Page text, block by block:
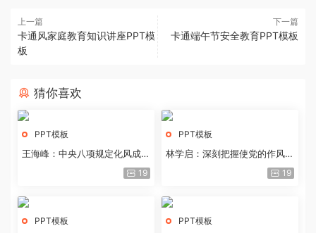
上一篇
卡通风家庭教育知识讲座PPT模
板
下一篇
卡通端午节安全教育PPT模板
猜你喜欢
PPT模板
王海峰：中央八项规定化风成俗
19
PPT模板
林学启：深刻把握使党的作风全
19
PPT模板 PPT模板